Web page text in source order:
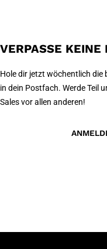
VERPASSE KEINE
Hole dir jetzt wöchentlich die
in dein Postfach. Werde Teil
Sales vor allen anderen!